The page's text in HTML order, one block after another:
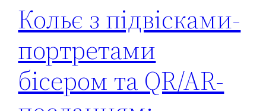
Кольє з підвісками-
портретами
бісером та QR/AR-